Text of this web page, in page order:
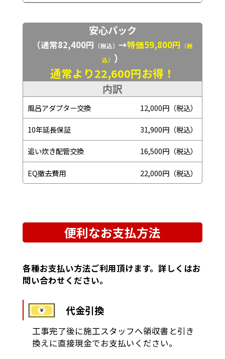
安心パック
（通常82,400円 （税込） →特価59,800円
（税
込） ）
通常より22,600円お得！
内訳
風呂アダプター交換 12,000円（税込）
10年延長保証 31,900円（税込）
追い炊き配管交換 16,500円（税込）
EQ撤去費用 22,000円（税込）
便利なお支払方法
各種お支払い方法ご利用頂けます。詳しくはお
問い合わせください。
代金引換
工事完了後に施工スタッフへ領収書と引き
換えに直接現金でお支払いください。